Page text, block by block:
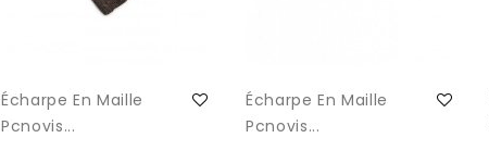
Écharpe En Maille
Pcnovis...
Écharpe En Maille
Pcnovis...